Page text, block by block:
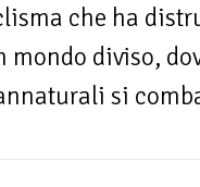
che ha
mondo diviso,
si